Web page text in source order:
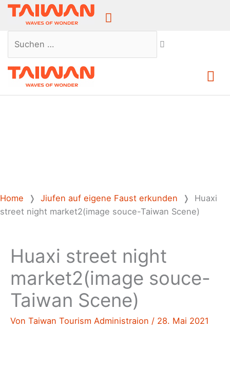
Above
Suchen …
Home ❭ Jiufen auf eigene Faust erkunden ❭ Huaxi
street night market2(image souce-Taiwan Scene)
Huaxi street night
market2(image souce-
Taiwan Scene)
Von Taiwan Tourism Administraion / 28. Mai 2021